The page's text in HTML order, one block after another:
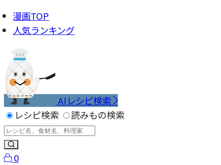
漫画TOP
人気ランキング
AIレシピ検索
レシピ検索
読みもの検索
0